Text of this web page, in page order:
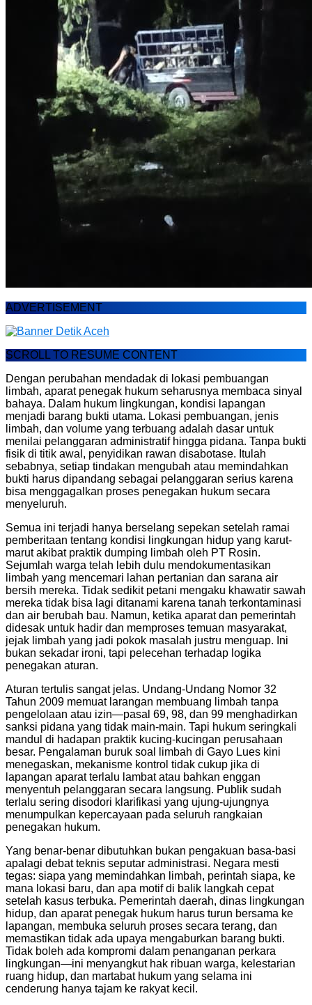
ADVERTISEMENT
SCROLL TO RESUME CONTENT
Dengan perubahan mendadak di lokasi pembuangan
limbah, aparat penegak hukum seharusnya membaca sinyal
bahaya. Dalam hukum lingkungan, kondisi lapangan
menjadi barang bukti utama. Lokasi pembuangan, jenis
limbah, dan volume yang terbuang adalah dasar untuk
menilai pelanggaran administratif hingga pidana. Tanpa bukti
fisik di titik awal, penyidikan rawan disabotase. Itulah
sebabnya, setiap tindakan mengubah atau memindahkan
bukti harus dipandang sebagai pelanggaran serius karena
bisa menggagalkan proses penegakan hukum secara
menyeluruh.
Semua ini terjadi hanya berselang sepekan setelah ramai
pemberitaan tentang kondisi lingkungan hidup yang karut-
marut akibat praktik dumping limbah oleh PT Rosin.
Sejumlah warga telah lebih dulu mendokumentasikan
limbah yang mencemari lahan pertanian dan sarana air
bersih mereka. Tidak sedikit petani mengaku khawatir sawah
mereka tidak bisa lagi ditanami karena tanah terkontaminasi
dan air berubah bau. Namun, ketika aparat dan pemerintah
didesak untuk hadir dan memproses temuan masyarakat,
jejak limbah yang jadi pokok masalah justru menguap. Ini
bukan sekadar ironi, tapi pelecehan terhadap logika
penegakan aturan.
Aturan tertulis sangat jelas. Undang-Undang Nomor 32
Tahun 2009 memuat larangan membuang limbah tanpa
pengelolaan atau izin—pasal 69, 98, dan 99 menghadirkan
sanksi pidana yang tidak main-main. Tapi hukum seringkali
mandul di hadapan praktik kucing-kucingan perusahaan
besar. Pengalaman buruk soal limbah di Gayo Lues kini
menegaskan, mekanisme kontrol tidak cukup jika di
lapangan aparat terlalu lambat atau bahkan enggan
menyentuh pelanggaran secara langsung. Publik sudah
terlalu sering disodori klarifikasi yang ujung-ujungnya
menumpulkan kepercayaan pada seluruh rangkaian
penegakan hukum.
Yang benar-benar dibutuhkan bukan pengakuan basa-basi
apalagi debat teknis seputar administrasi. Negara mesti
tegas: siapa yang memindahkan limbah, perintah siapa, ke
mana lokasi baru, dan apa motif di balik langkah cepat
setelah kasus terbuka. Pemerintah daerah, dinas lingkungan
hidup, dan aparat penegak hukum harus turun bersama ke
lapangan, membuka seluruh proses secara terang, dan
memastikan tidak ada upaya mengaburkan barang bukti.
Tidak boleh ada kompromi dalam penanganan perkara
lingkungan—ini menyangkut hak ribuan warga, kelestarian
ruang hidup, dan martabat hukum yang selama ini
cenderung hanya tajam ke rakyat kecil.